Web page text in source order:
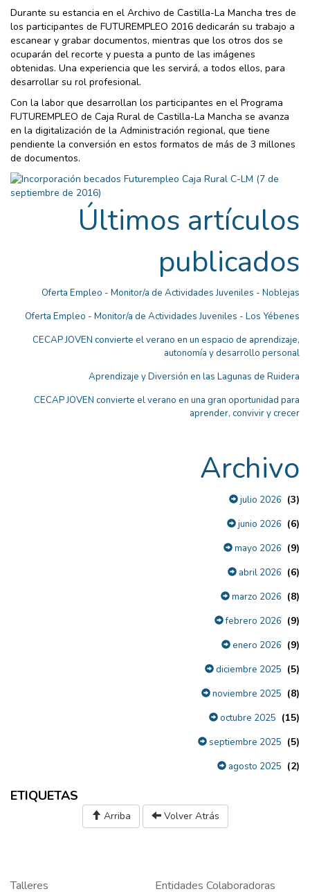
Durante su estancia en el Archivo de Castilla-La Mancha tres de
los participantes de FUTUREMPLEO 2016 dedicarán su trabajo a
escanear y grabar documentos, mientras que los otros dos se
ocuparán del recorte y puesta a punto de las imágenes
obtenidas. Una experiencia que les servirá, a todos ellos, para
desarrollar su rol profesional.
Con la labor que desarrollan los participantes en el Programa
FUTUREMPLEO de Caja Rural de Castilla-La Mancha se avanza
en la digitalización de la Administración regional, que tiene
pendiente la conversión en estos formatos de más de 3 millones
de documentos.
Últimos artículos
publicados
Oferta Empleo - Monitor/a de Actividades Juveniles - Noblejas
Oferta Empleo - Monitor/a de Actividades Juveniles - Los Yébenes
CECAP JOVEN convierte el verano en un espacio de aprendizaje,
autonomía y desarrollo personal
Aprendizaje y Diversión en las Lagunas de Ruidera
CECAP JOVEN convierte el verano en una gran oportunidad para
aprender, convivir y crecer
Archivo
julio 2026 (3)
junio 2026 (6)
mayo 2026 (9)
abril 2026 (6)
marzo 2026 (8)
febrero 2026 (9)
enero 2026 (9)
diciembre 2025 (5)
noviembre 2025 (8)
octubre 2025 (15)
septiembre 2025 (5)
agosto 2025 (2)
ETIQUETAS
Arriba Volver Atrás
Talleres
Entidades Colaboradoras